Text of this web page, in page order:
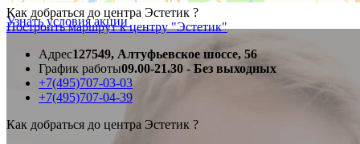
Узнать условия акции
Как добраться до центра Эстетик ?
Построить маршрут к центру "Эстетик"
Адрес127549, Алтуфьевское шоссе, 56
График работы09.00-21.30 - Без выходных
+7(495)707-03-03
+7(495)707-04-39
Как добраться до центра Эстетик ?